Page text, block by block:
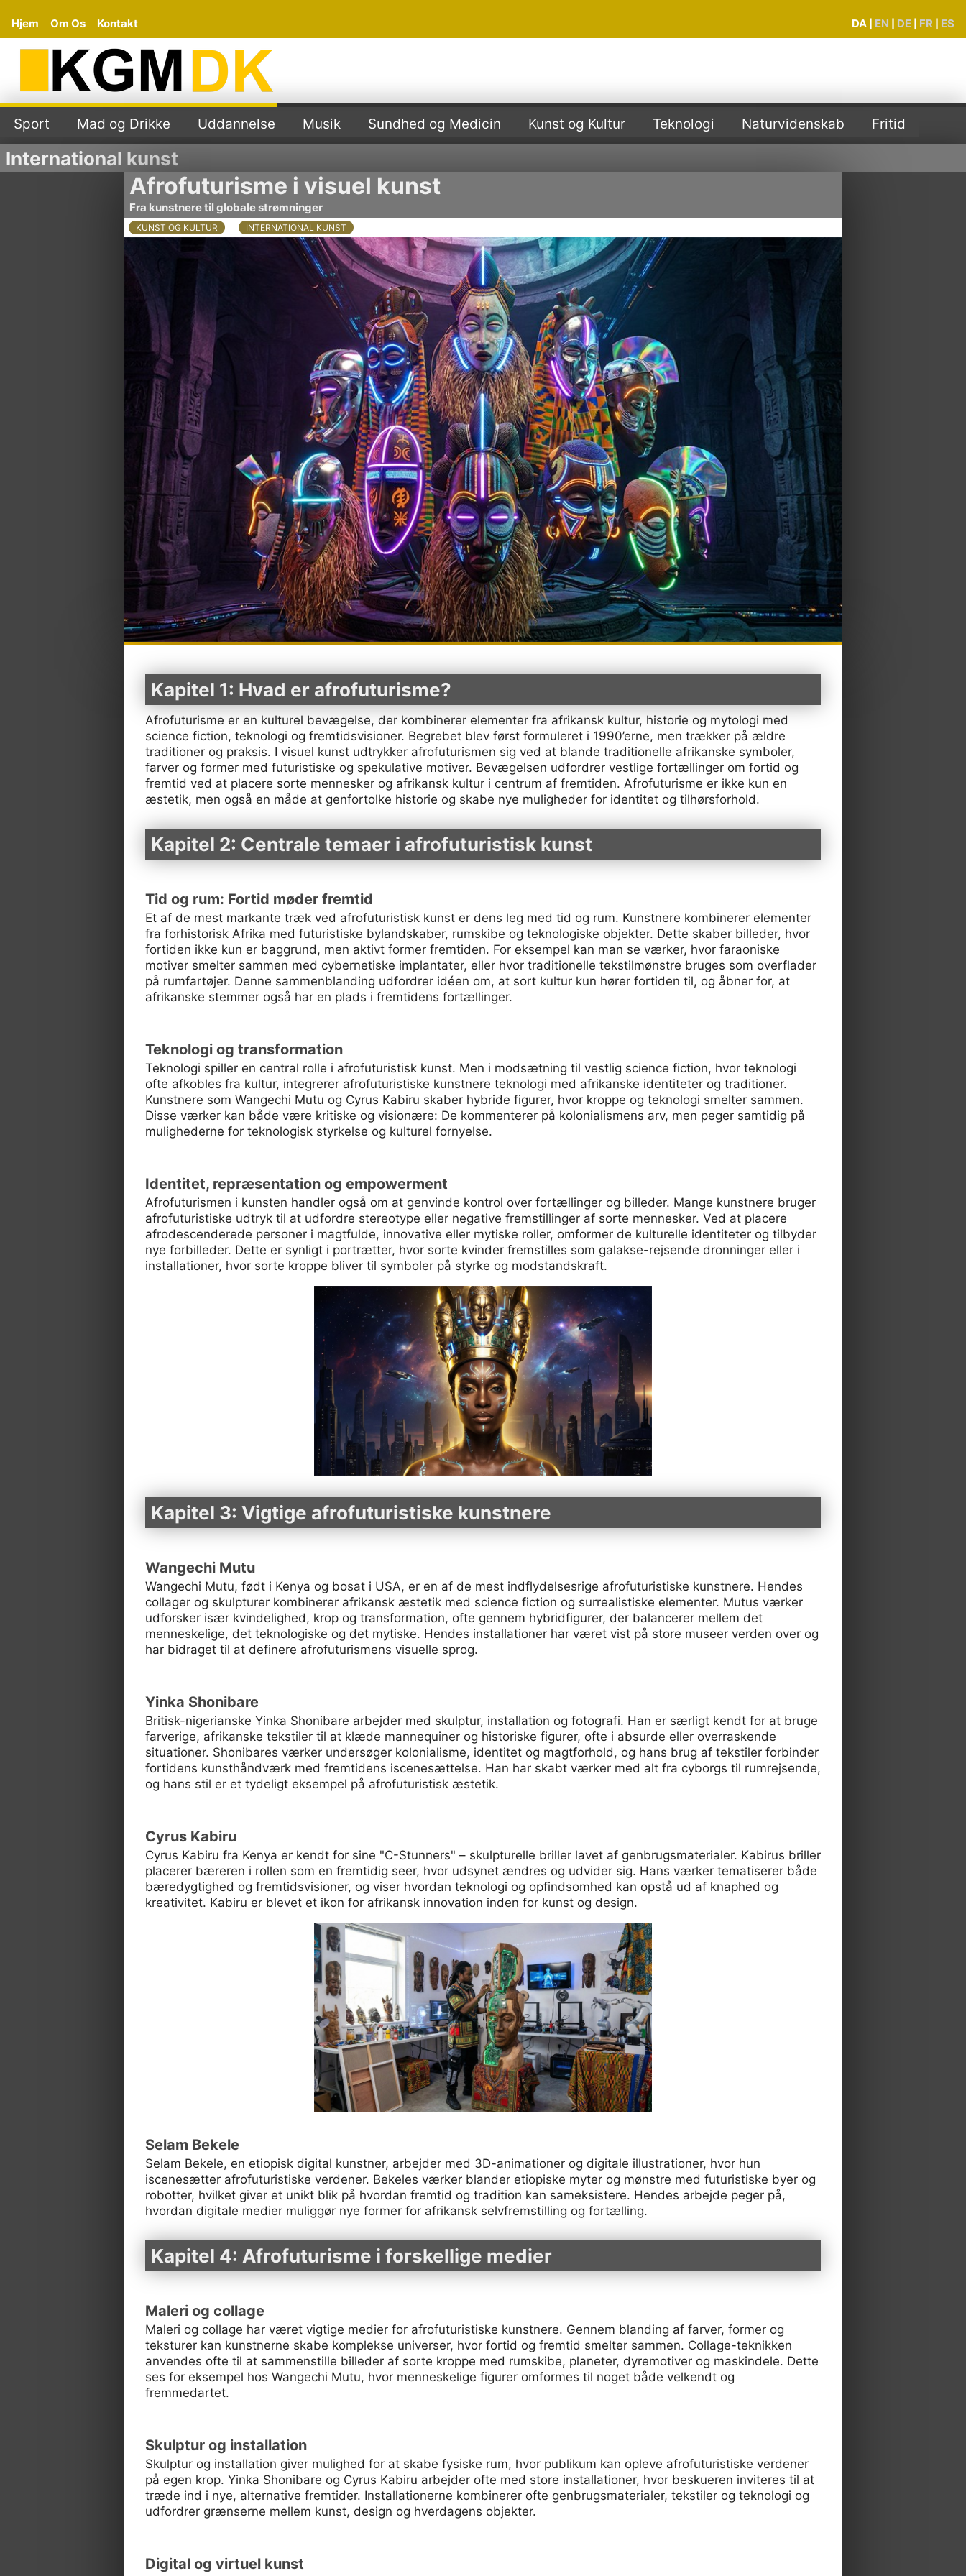
Hjem Om Os Kontakt DA EN DE FR ES
Sport Mad og Drikke Uddannelse Musik Sundhed og Medicin Kunst og Kultur Teknologi Naturvidenskab Fritid
International kunst
Afrofuturisme i visuel kunst
Fra kunstnere til globale strømninger
KUNST OG KULTUR INTERNATIONAL KUNST
Kapitel 1: Hvad er afrofuturisme?
Afrofuturisme er en kulturel bevægelse, der kombinerer elementer fra afrikansk kultur, historie og mytologi med
science fiction, teknologi og fremtidsvisioner. Begrebet blev først formuleret i 1990’erne, men trækker på ældre
traditioner og praksis. I visuel kunst udtrykker afrofuturismen sig ved at blande traditionelle afrikanske symboler,
farver og former med futuristiske og spekulative motiver. Bevægelsen udfordrer vestlige fortællinger om fortid og
fremtid ved at placere sorte mennesker og afrikansk kultur i centrum af fremtiden. Afrofuturisme er ikke kun en
æstetik, men også en måde at genfortolke historie og skabe nye muligheder for identitet og tilhørsforhold.
Kapitel 2: Centrale temaer i afrofuturistisk kunst
Tid og rum: Fortid møder fremtid
Et af de mest markante træk ved afrofuturistisk kunst er dens leg med tid og rum. Kunstnere kombinerer elementer
fra forhistorisk Afrika med futuristiske bylandskaber, rumskibe og teknologiske objekter. Dette skaber billeder, hvor
fortiden ikke kun er baggrund, men aktivt former fremtiden. For eksempel kan man se værker, hvor faraoniske
motiver smelter sammen med cybernetiske implantater, eller hvor traditionelle tekstilmønstre bruges som overflader
på rumfartøjer. Denne sammenblanding udfordrer idéen om, at sort kultur kun hører fortiden til, og åbner for, at
afrikanske stemmer også har en plads i fremtidens fortællinger.
Teknologi og transformation
Teknologi spiller en central rolle i afrofuturistisk kunst. Men i modsætning til vestlig science fiction, hvor teknologi
ofte afkobles fra kultur, integrerer afrofuturistiske kunstnere teknologi med afrikanske identiteter og traditioner.
Kunstnere som Wangechi Mutu og Cyrus Kabiru skaber hybride figurer, hvor kroppe og teknologi smelter sammen.
Disse værker kan både være kritiske og visionære: De kommenterer på kolonialismens arv, men peger samtidig på
mulighederne for teknologisk styrkelse og kulturel fornyelse.
Identitet, repræsentation og empowerment
Afrofuturismen i kunsten handler også om at genvinde kontrol over fortællinger og billeder. Mange kunstnere bruger
afrofuturistiske udtryk til at udfordre stereotype eller negative fremstillinger af sorte mennesker. Ved at placere
afrodescenderede personer i magtfulde, innovative eller mytiske roller, omformer de kulturelle identiteter og tilbyder
nye forbilleder. Dette er synligt i portrætter, hvor sorte kvinder fremstilles som galakse-rejsende dronninger eller i
installationer, hvor sorte kroppe bliver til symboler på styrke og modstandskraft.
Kapitel 3: Vigtige afrofuturistiske kunstnere
Wangechi Mutu
Wangechi Mutu, født i Kenya og bosat i USA, er en af de mest indflydelsesrige afrofuturistiske kunstnere. Hendes
collager og skulpturer kombinerer afrikansk æstetik med science fiction og surrealistiske elementer. Mutus værker
udforsker især kvindelighed, krop og transformation, ofte gennem hybridfigurer, der balancerer mellem det
menneskelige, det teknologiske og det mytiske. Hendes installationer har været vist på store museer verden over og
har bidraget til at definere afrofuturismens visuelle sprog.
Yinka Shonibare
Britisk-nigerianske Yinka Shonibare arbejder med skulptur, installation og fotografi. Han er særligt kendt for at bruge
farverige, afrikanske tekstiler til at klæde mannequiner og historiske figurer, ofte i absurde eller overraskende
situationer. Shonibares værker undersøger kolonialisme, identitet og magtforhold, og hans brug af tekstiler forbinder
fortidens kunsthåndværk med fremtidens iscenesættelse. Han har skabt værker med alt fra cyborgs til rumrejsende,
og hans stil er et tydeligt eksempel på afrofuturistisk æstetik.
Cyrus Kabiru
Cyrus Kabiru fra Kenya er kendt for sine "C-Stunners" – skulpturelle briller lavet af genbrugsmaterialer. Kabirus briller
placerer bæreren i rollen som en fremtidig seer, hvor udsynet ændres og udvider sig. Hans værker tematiserer både
bæredygtighed og fremtidsvisioner, og viser hvordan teknologi og opfindsomhed kan opstå ud af knaphed og
kreativitet. Kabiru er blevet et ikon for afrikansk innovation inden for kunst og design.
Selam Bekele
Selam Bekele, en etiopisk digital kunstner, arbejder med 3D-animationer og digitale illustrationer, hvor hun
iscenesætter afrofuturistiske verdener. Bekeles værker blander etiopiske myter og mønstre med futuristiske byer og
robotter, hvilket giver et unikt blik på hvordan fremtid og tradition kan sameksistere. Hendes arbejde peger på,
hvordan digitale medier muliggør nye former for afrikansk selvfremstilling og fortælling.
Kapitel 4: Afrofuturisme i forskellige medier
Maleri og collage
Maleri og collage har været vigtige medier for afrofuturistiske kunstnere. Gennem blanding af farver, former og
teksturer kan kunstnerne skabe komplekse universer, hvor fortid og fremtid smelter sammen. Collage-teknikken
anvendes ofte til at sammenstille billeder af sorte kroppe med rumskibe, planeter, dyremotiver og maskindele. Dette
ses for eksempel hos Wangechi Mutu, hvor menneskelige figurer omformes til noget både velkendt og
fremmedartet.
Skulptur og installation
Skulptur og installation giver mulighed for at skabe fysiske rum, hvor publikum kan opleve afrofuturistiske verdener
på egen krop. Yinka Shonibare og Cyrus Kabiru arbejder ofte med store installationer, hvor beskueren inviteres til at
træde ind i nye, alternative fremtider. Installationerne kombinerer ofte genbrugsmaterialer, tekstiler og teknologi og
udfordrer grænserne mellem kunst, design og hverdagens objekter.
Digital og virtuel kunst